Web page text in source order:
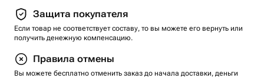
Защита покупателя
Если товар не соответствует составу, то вы можете его вернуть или
получить денежную компенсацию.
Правила отмены
Вы можете бесплатно отменить заказ до начала доставки, деньги